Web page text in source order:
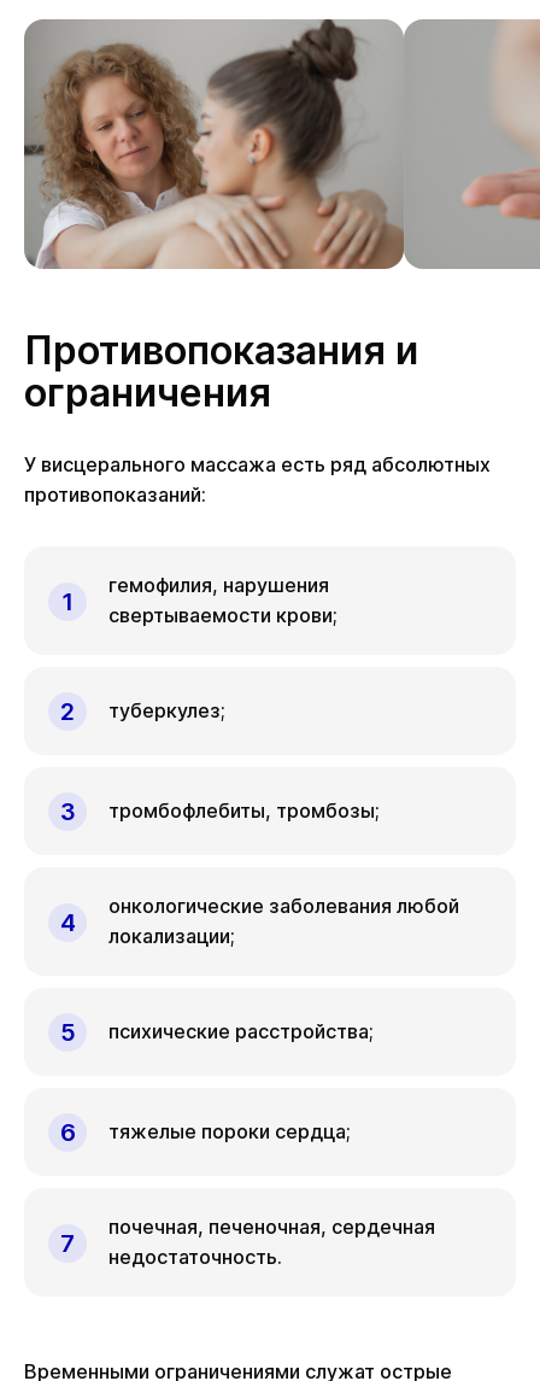
Противопоказания и
ограничения
У висцерального массажа есть ряд абсолютных
противопоказаний:
гемофилия, нарушения
свертываемости крови;
туберкулез;
тромбофлебиты, тромбозы;
онкологические заболевания любой
локализации;
психические расстройства;
тяжелые пороки сердца;
почечная, печеночная, сердечная
недостаточность.
Временными ограничениями служат острые